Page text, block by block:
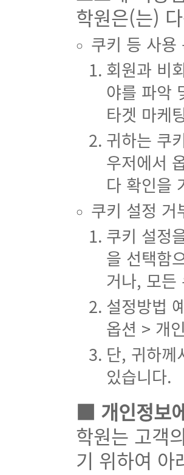
학원은(는)
쿠키 등 사용
회원과 비
야를 파악
타겟 마케
귀하는 쿠
우저에서
다 확인을
쿠키 설정 거
쿠키 설정
을 선택함
거나, 모든
설정방법
옵션 > 개
단, 귀하께
있습니다.
■ 개인정보
학원는 고객
기 위하여 아